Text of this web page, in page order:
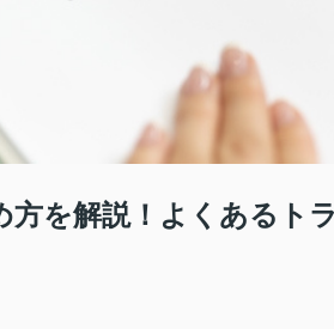
方を解説！よくあるト